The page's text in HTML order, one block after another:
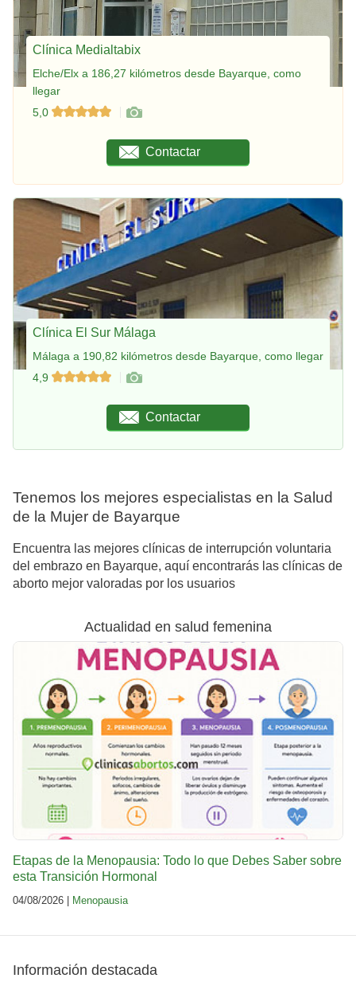
Clínica Medialtabix
Elche/Elx a 186,27 kilómetros desde Bayarque, como
llegar
5,0
Contactar
Clínica El Sur Málaga
Málaga a 190,82 kilómetros desde Bayarque, como llegar
4,9
Contactar
Tenemos los mejores especialistas en la Salud
de la Mujer de Bayarque
Encuentra las mejores clínicas de interrupción voluntaria
del embrazo en Bayarque, aquí encontrarás las clínicas de
aborto mejor valoradas por los usuarios
Actualidad en salud femenina
Etapas de la Menopausia: Todo lo que Debes Saber sobre
esta Transición Hormonal
04/08/2026 | Menopausia
Información destacada